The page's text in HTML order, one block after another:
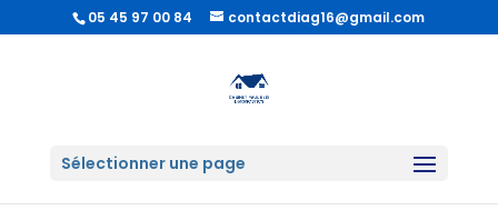
05 45 97 00 84 contactdiag16@gmail.com
Sélectionner une page